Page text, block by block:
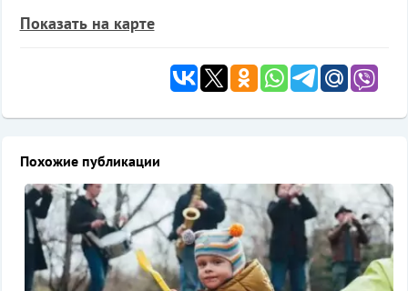
Показать на карте
Похожие публикации